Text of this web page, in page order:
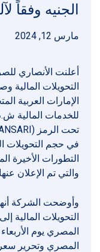
الجنيه وفقاً
مارس 12, 2024
أعلنت الأنصاري
التحويلات المالية
الإمارات العربية
للخدمات المالية
في حجم التحويلات
التطورات الأخيرة
والتي تم الإعلان
وأوضحت الشركة
التحويلات المالية
المصري يوم
المصري وتحرير